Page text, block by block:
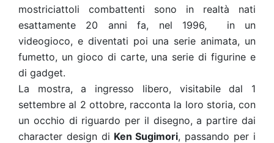
mostriciattoli combattenti sono in realtà nati
esattamente 20 anni fa, nel 1996, in un
videogioco, e diventati poi una serie animata, un
fumetto, un gioco di carte, una serie di figurine e
di gadget.
La mostra, a ingresso libero, visitabile dal 1
settembre al 2 ottobre, racconta la loro storia, con
un occhio di riguardo per il disegno, a partire dai
character design di Ken Sugimori, passando per i